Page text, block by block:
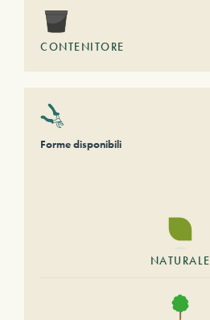
CONTENITORE
Forme disponibili
NATURALE